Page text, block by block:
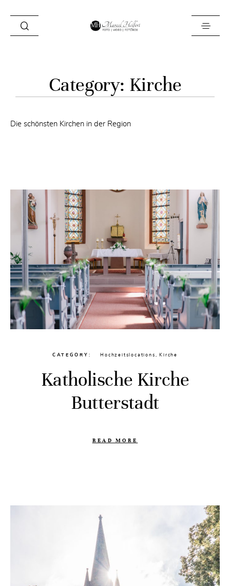
Video
Kontakt
Category: Kirche
Die schönsten Kirchen in der Region
CATEGORY Hochzeitslocations,Kirche
Katholische Kirche
Butterstadt
READ MORE